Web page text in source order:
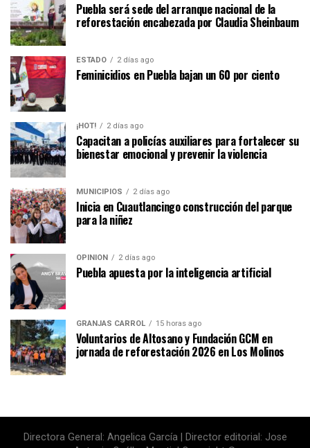
Puebla será sede del arranque nacional de la
reforestación encabezada por Claudia Sheinbaum
ESTADO 2 días ago
Feminicidios en Puebla bajan un 60 por ciento
¡HOT! 2 días ago
Capacitan a policías auxiliares para fortalecer su
bienestar emocional y prevenir la violencia
MUNICIPIOS 2 días ago
Inicia en Cuautlancingo construcción del parque
para la niñez
OPINIÓN 2 días ago
Puebla apuesta por la inteligencia artificial
GRANJAS CARROL 15 horas ago
Voluntarios de Altosano y Fundación GCM en
jornada de reforestación 2026 en Los Molinos
Directora General: Angelica García | Director editorial: Jose